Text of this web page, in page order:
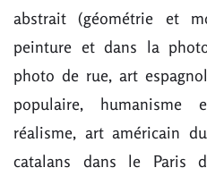
abstrait (géométrie et
peinture et dans la
photo de rue, art
populaire, humanisme
réalisme, art américain
catalans dans le Paris